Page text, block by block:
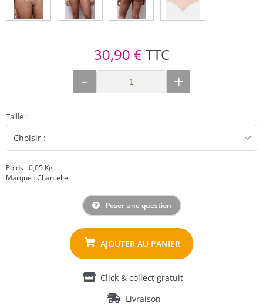
30,90 €TTC
- +
Taille :
Poids : 0,05 Kg
Marque : Chantelle
Poser une question
Click & collect gratuit
Livraison